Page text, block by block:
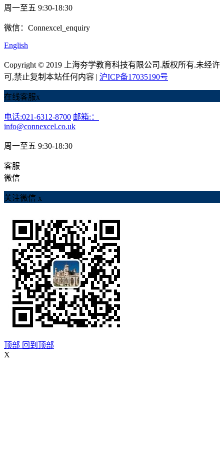
周一至五 9:30-18:30
微信：Connexcel_enquiry
English
Copyright © 2019 上海夯学教育科技有限公司.版权所有.未经许
可,禁止复制本站任何内容 | 沪ICP备17035190号
在线客服x
电话:021-6312-8700 邮箱:：
info@connexcel.co.uk
周一至五 9:30-18:30
客服
微信
关注微信 x
顶部 回到顶部
X